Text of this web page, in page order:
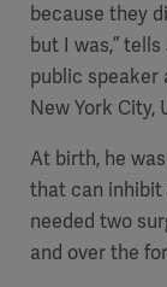
because they
but I was,”
public speaker
New York City,
At birth, he
that can inhibit
needed two
and over the